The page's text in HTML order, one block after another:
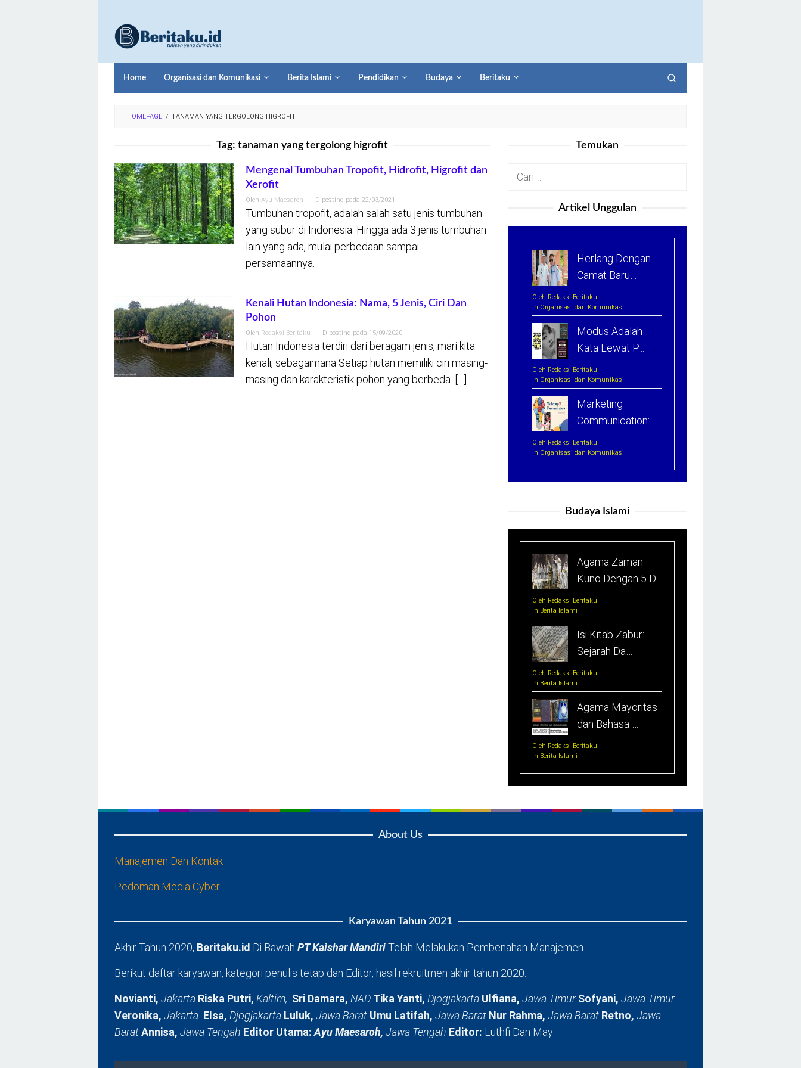
konten
Home Organisasi dan Komunikasi Berita Islami Pendidikan Budaya Beritaku
HOMEPAGE / TANAMAN YANG TERGOLONG HIGROFIT
Tag: tanaman yang tergolong higrofit
Mengenal Tumbuhan Tropofit, Hidrofit, Higrofit dan
Xerofit
Oleh Ayu Maesaroh Diposting pada 22/03/2021
Tumbuhan tropofit, adalah salah satu jenis tumbuhan
yang subur di Indonesia. Hingga ada 3 jenis tumbuhan
lain yang ada, mulai perbedaan sampai
persamaannya.
Kenali Hutan Indonesia: Nama, 5 Jenis, Ciri Dan
Pohon
Oleh Redaksi Beritaku Diposting pada 15/09/2020
Hutan Indonesia terdiri dari beragam jenis, mari kita
kenali, sebagaimana Setiap hutan memiliki ciri masing-
masing dan karakteristik pohon yang berbeda. […]
Temukan
Cari
Artikel Unggulan
Herlang Dengan
Camat Baru…
Oleh Redaksi Beritaku
In Organisasi dan Komunikasi
Modus Adalah
Kata Lewat P…
Oleh Redaksi Beritaku
In Organisasi dan Komunikasi
Marketing
Communication: …
Oleh Redaksi Beritaku
In Organisasi dan Komunikasi
Budaya Islami
Agama Zaman
Kuno Dengan 5 D…
Oleh Redaksi Beritaku
In Berita Islami
Isi Kitab Zabur:
Sejarah Da…
Oleh Redaksi Beritaku
In Berita Islami
Agama Mayoritas
dan Bahasa …
Oleh Redaksi Beritaku
In Berita Islami
About Us
Manajemen Dan Kontak
Pedoman Media Cyber
Karyawan Tahun 2021
Akhir Tahun 2020, Beritaku.id Di Bawah PT Kaishar MandiriTelah Melakukan Pembenahan Manajemen.
Berikut daftar karyawan, kategori penulis tetap dan Editor, hasil rekruitmen akhir tahun 2020:
Novianti, Jakarta Riska Putri, Kaltim, Sri Damara, NAD Tika Yanti, Djogjakarta Ulfiana, Jawa TimurSofyani, Jawa Timur
Veronika, Jakarta Elsa, Djogjakarta Luluk, Jawa Barat Umu Latifah, Jawa Barat Nur Rahma, Jawa Barat Retno, Jawa
BaratAnnisa, Jawa Tengah Editor Utama:Ayu Maesaroh, Jawa Tengah Editor: Luthfi Dan May